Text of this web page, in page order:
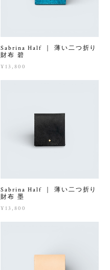
Sabrina Half ｜ 薄い二つ折り
財布 碧
¥13,800
Sabrina Half ｜ 薄い二つ折り
財布 墨
¥13,800